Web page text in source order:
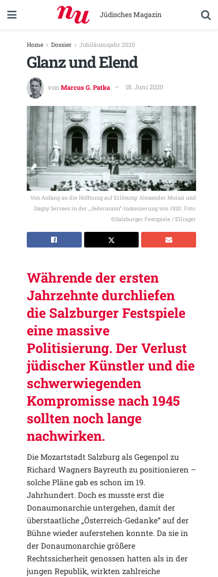
Jüdisches Magazin
Home Dossier Jubiläumsjahr 2020
Glanz und Elend
von Marcus G. Patka 18. Juni 2020
Von Anfang an die Hoffnung auf Erlösung: Alexander Moissi und
Dagny Servaes in der „Jedermann“-Inszenierung von 1920. Foto:
©Salzburger Festspiele / Ellinger
Währende der ersten
Jahrzehnte durchliefen
die Salzburger Festspiele
eine massive
Politisierung. Der Verlust
jüdischer Künstler und die
schwerwiegenden
Kompromisse nach 1945
sollten noch lange
nachwirken.
Die Mozartstadt Salzburg als Gegenpol zu
Richard Wagners Bayreuth zu positionieren –
solche Pläne gab es schon im 19.
Jahrhundert. Doch es musste erst die
Donaumonarchie untergehen, damit der
überstaatliche „Österreich-Gedanke“ auf der
Bühne wieder auferstehen konnte. Da sie in
der Donaumonarchie größere
Rechtssicherheit genossen hatten als in der
jungen Republik, wirkten zahlreiche